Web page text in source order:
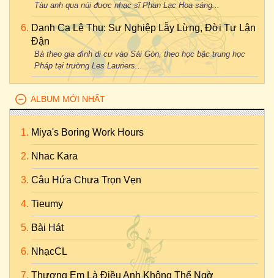
Tàu anh qua núi được nhạc sĩ Phan Lạc Hoa sáng...
Danh Ca Lệ Thu: Sự Nghiệp Lẫy Lừng, Đời Tư Lận
Đận
Bà theo gia đình di cư vào Sài Gòn, theo học bậc trung học
Pháp tại trường Les Lauriers...
ALBUM MỚI NHẤT
Miya's Boring Work Hours
Nhac Kara
Câu Hứa Chưa Trọn Vẹn
Tieumy
Bài Hát
NhạcCL
Thương Em Là Điều Anh Không Thể Ngờ